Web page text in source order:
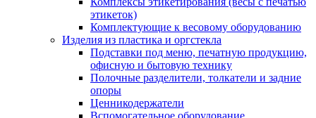
этикеток)
Комплектующие к весовому оборудованию
Изделия из пластика и оргстекла
Подставки под меню, печатную продукцию,
офисную и бытовую технику
Полочные разделители, толкатели и задние
опоры
Ценникодержатели
Вспомогательное оборудование